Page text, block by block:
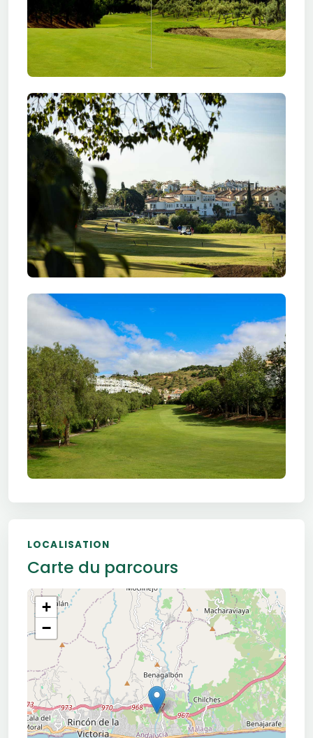
LOCALISATION
Carte du parcours
+
−